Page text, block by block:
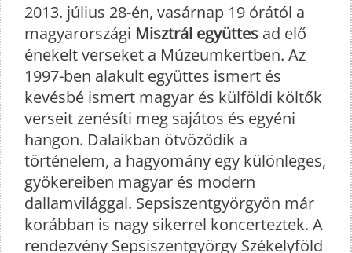
2013. július 28-én, vasárnap 19 órától a
magyarországi Misztrál együttes ad elő
énekelt verseket a Múzeumkertben. Az
1997-ben alakult együttes ismert és
kevésbé ismert magyar és külföldi költők
verseit zenésíti meg sajátos és egyéni
hangon. Dalaikban ötvöződik a
történelem, a hagyomány egy különleges,
gyökereiben magyar és modern
dallamvilággal. Sepsiszentgyörgyön már
korábban is nagy sikerrel koncerteztek. A
rendezvény Sepsiszentgyörgy Székelyföld